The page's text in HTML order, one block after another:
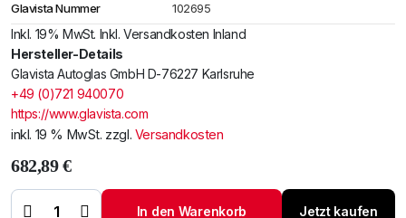
Glavista Nummer 102695
Inkl. 19% MwSt. Inkl. Versandkosten Inland
Hersteller-Details
Glavista Autoglas GmbH D-76227 Karlsruhe
+49 (0)721 940070
https://www.glavista.com
inkl. 19 % MwSt. zzgl. Versandkosten
682,89€
Windschutzscheibe /
Frontscheibe Kia EV6 21-In den Warenkorb Jetzt kaufen